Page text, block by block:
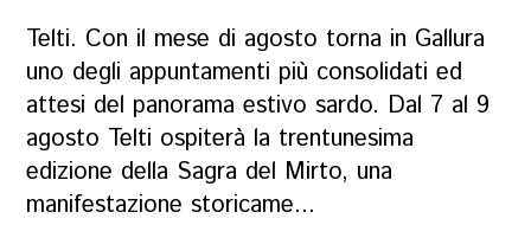
Telti. Con il mese di agosto torna in Gallura
uno degli appuntamenti più consolidati ed
attesi del panorama estivo sardo. Dal 7 al 9
agosto Telti ospiterà la trentunesima
edizione della Sagra del Mirto, una
manifestazione storicame...